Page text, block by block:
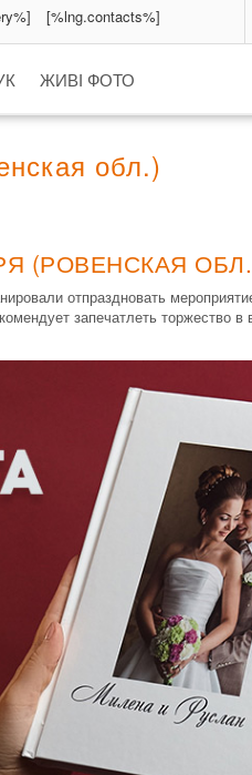
[%lng.contacts%]
ЖИВІ ФОТО
обл.)
(РОВЕНСКАЯ
отпраздновать
запечатлеть торжество